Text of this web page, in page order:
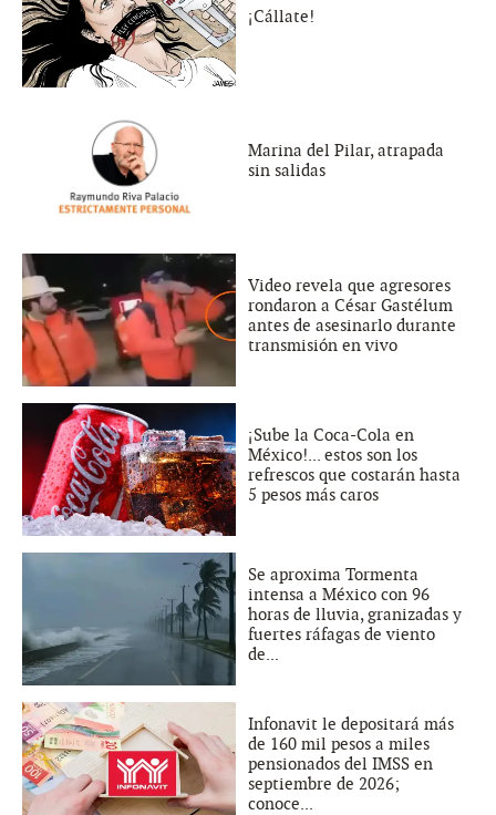
¡Cállate!
Marina del Pilar, atrapada
sin salidas
Video revela que agresores
rondaron a César Gastélum
antes de asesinarlo durante
transmisión en vivo
¡Sube la Coca-Cola en
México!... estos son los
refrescos que costarán hasta
5 pesos más caros
Se aproxima Tormenta
intensa a México con 96
horas de lluvia, granizadas y
fuertes ráfagas de viento
de...
Infonavit le depositará más
de 160 mil pesos a miles
pensionados del IMSS en
septiembre de 2026;
conoce...